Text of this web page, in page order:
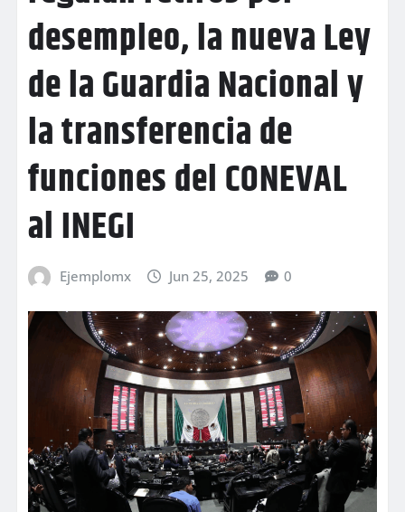
desempleo, la nueva Ley
de la Guardia Nacional y
la transferencia de
funciones del CONEVAL
al INEGI
Ejemplomx Jun 25, 2025 0